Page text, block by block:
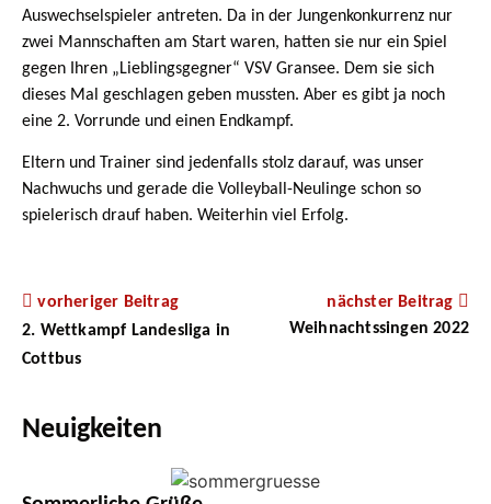
Auswechselspieler antreten. Da in der Jungenkonkurrenz nur
zwei Mannschaften am Start waren, hatten sie nur ein Spiel
gegen Ihren „Lieblingsgegner“ VSV Gransee. Dem sie sich
dieses Mal geschlagen geben mussten. Aber es gibt ja noch
eine 2. Vorrunde und einen Endkampf.
Eltern und Trainer sind jedenfalls stolz darauf, was unser
Nachwuchs und gerade die Volleyball-Neulinge schon so
spielerisch drauf haben. Weiterhin viel Erfolg.
vorheriger Beitrag
2. Wettkampf Landesliga in
Cottbus
nächster Beitrag
Weihnachtssingen 2022
Neuigkeiten